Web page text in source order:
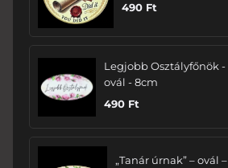
490 Ft
Legjobb Osztályfőnök -
ovál - 8cm
490 Ft
„Tanár úrnak” – ovál –